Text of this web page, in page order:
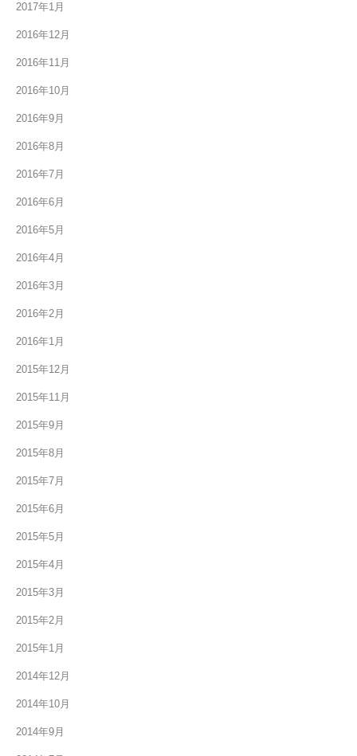
2017年1月
2016年12月
2016年11月
2016年10月
2016年9月
2016年8月
2016年7月
2016年6月
2016年5月
2016年4月
2016年3月
2016年2月
2016年1月
2015年12月
2015年11月
2015年9月
2015年8月
2015年7月
2015年6月
2015年5月
2015年4月
2015年3月
2015年2月
2015年1月
2014年12月
2014年10月
2014年9月